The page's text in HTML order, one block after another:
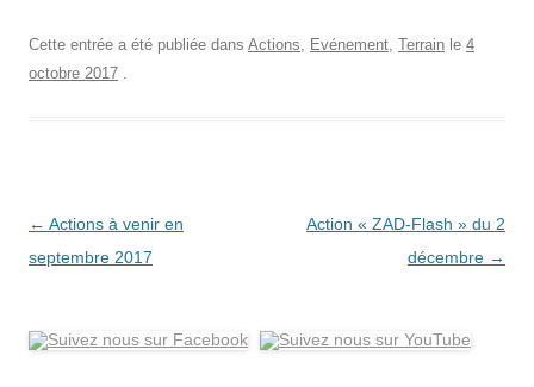
Cette entrée a été publiée dans Actions, Evénement, Terrain le 4
octobre 2017 .
Navigation
des
← Actions à venir en
septembre 2017
Action « ZAD-Flash » du 2
décembre →